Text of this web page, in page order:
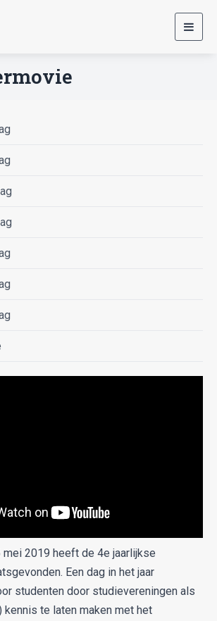
mei 2019 heeft de 4e jaarlijkse
Een dag in het jaar
studenten door studievereningen als
kennis te laten maken met het